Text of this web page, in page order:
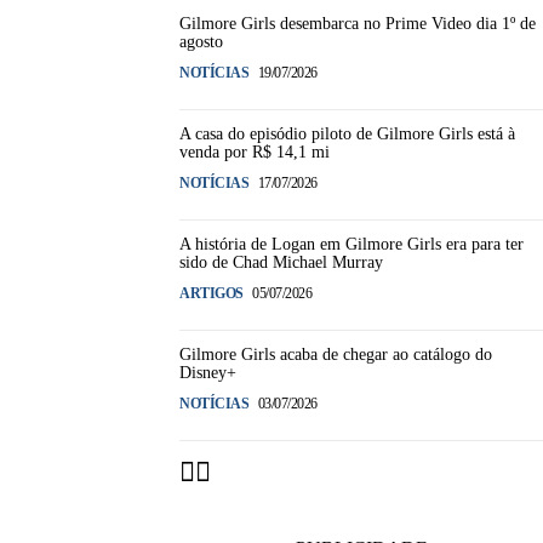
Gilmore Girls desembarca no Prime Video dia 1º de
agosto
NOTÍCIAS 19/07/2026
A casa do episódio piloto de Gilmore Girls está à
venda por R$ 14,1 mi
NOTÍCIAS 17/07/2026
A história de Logan em Gilmore Girls era para ter
sido de Chad Michael Murray
ARTIGOS 05/07/2026
Gilmore Girls acaba de chegar ao catálogo do
Disney+
NOTÍCIAS 03/07/2026